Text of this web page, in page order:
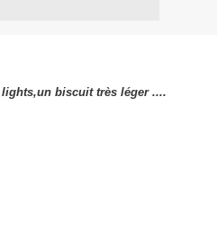
biscuit très léger ....